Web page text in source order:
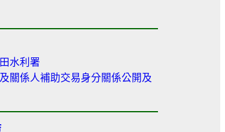
水利署
關係人補助交易身分關係公開及